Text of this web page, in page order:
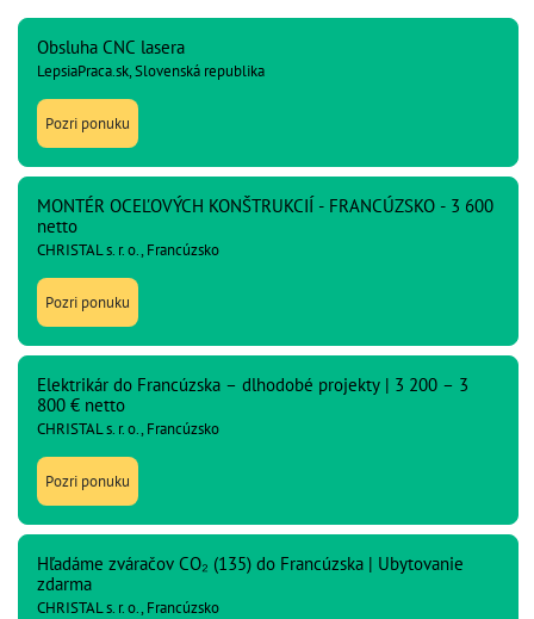
Obsluha CNC lasera
LepsiaPraca.sk, Slovenská republika
Pozri ponuku
MONTÉR OCEĽOVÝCH KONŠTRUKCIÍ - FRANCÚZSKO - 3 600
netto
CHRISTAL s. r. o., Francúzsko
Pozri ponuku
Elektrikár do Francúzska – dlhodobé projekty | 3 200 – 3
800 € netto
CHRISTAL s. r. o., Francúzsko
Pozri ponuku
Hľadáme zváračov CO₂ (135) do Francúzska | Ubytovanie
zdarma
CHRISTAL s. r. o., Francúzsko